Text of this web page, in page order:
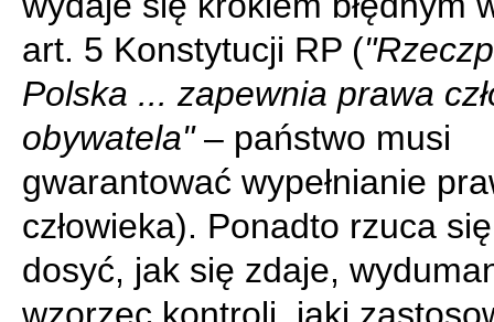
art. 5 Konstytucji RP (
Polska ... zapewnia prawa
obywatela"– państwo musi
gwarantować wypełnianie
człowieka). Ponadto rzuca
dosyć, jak się zdaje,